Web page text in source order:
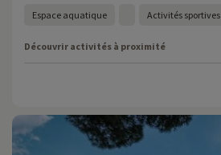
Espace aquatique Activités sportives
Découvrir activités à proximité